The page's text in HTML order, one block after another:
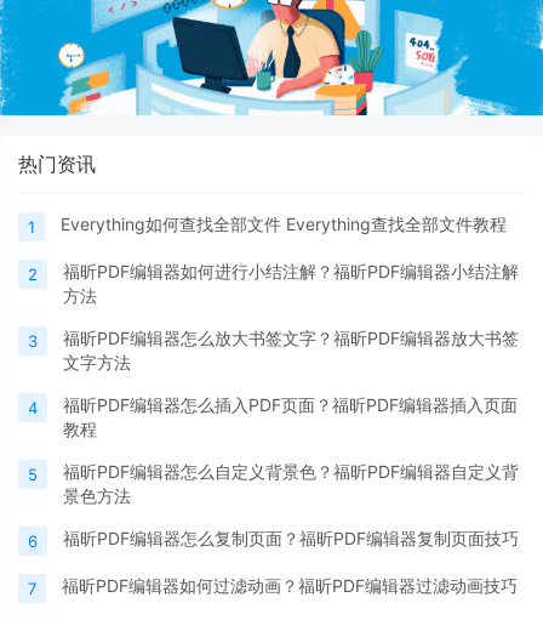
热门资讯
1 Everything如何查找全部文件 Everything查找全部文件教程
2
福昕PDF编辑器如何进行小结注解？福昕PDF编辑器小结注解
方法
3
福昕PDF编辑器怎么放大书签文字？福昕PDF编辑器放大书签
文字方法
4
福昕PDF编辑器怎么插入PDF页面？福昕PDF编辑器插入页面
教程
5
福昕PDF编辑器怎么自定义背景色？福昕PDF编辑器自定义背
景色方法
6 福昕PDF编辑器怎么复制页面？福昕PDF编辑器复制页面技巧
7 福昕PDF编辑器如何过滤动画？福昕PDF编辑器过滤动画技巧